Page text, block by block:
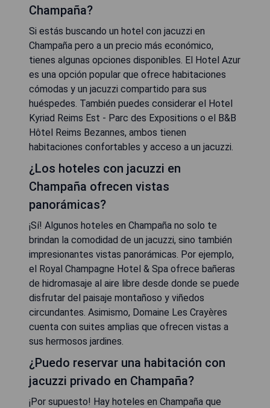
Champaña?
Si estás buscando un hotel con jacuzzi en
Champaña pero a un precio más económico,
tienes algunas opciones disponibles. El Hotel Azur
es una opción popular que ofrece habitaciones
cómodas y un jacuzzi compartido para sus
huéspedes. También puedes considerar el Hotel
Kyriad Reims Est - Parc des Expositions o el B&B
Hôtel Reims Bezannes, ambos tienen
habitaciones confortables y acceso a un jacuzzi.
¿Los hoteles con jacuzzi en
Champaña ofrecen vistas
panorámicas?
¡Sí! Algunos hoteles en Champaña no solo te
brindan la comodidad de un jacuzzi, sino también
impresionantes vistas panorámicas. Por ejemplo,
el Royal Champagne Hotel & Spa ofrece bañeras
de hidromasaje al aire libre desde donde se puede
disfrutar del paisaje montañoso y viñedos
circundantes. Asimismo, Domaine Les Crayères
cuenta con suites amplias que ofrecen vistas a
sus hermosos jardines.
¿Puedo reservar una habitación con
jacuzzi privado en Champaña?
¡Por supuesto! Hay hoteles en Champaña que